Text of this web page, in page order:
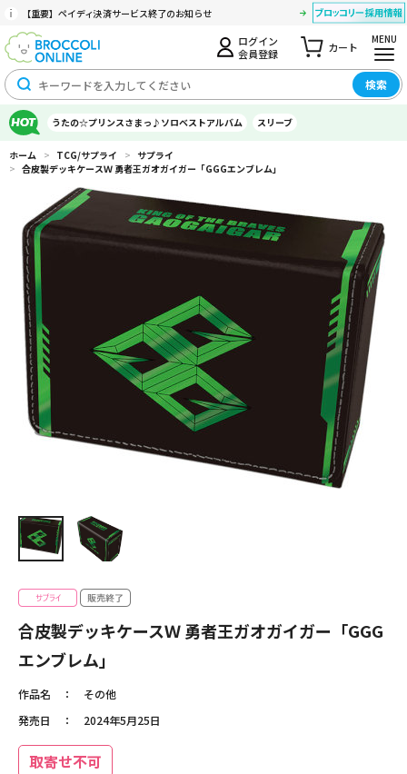
【重要】ペイディ決済サービス終了のお知らせ
ログイン
会員登録
カート
MENU
検索
うたの☆プリンスさまっ♪ソロベストアルバム スリーブ
ホーム > TCG/サプライ > サプライ
> 合皮製デッキケースＷ 勇者王ガオガイガー「GGGエンブレム」
合皮製デッキケースＷ 勇者王ガオガイガー「GGG
エンブレム」
作品名
その他
発売日
2024年5月25日
取寄せ不可